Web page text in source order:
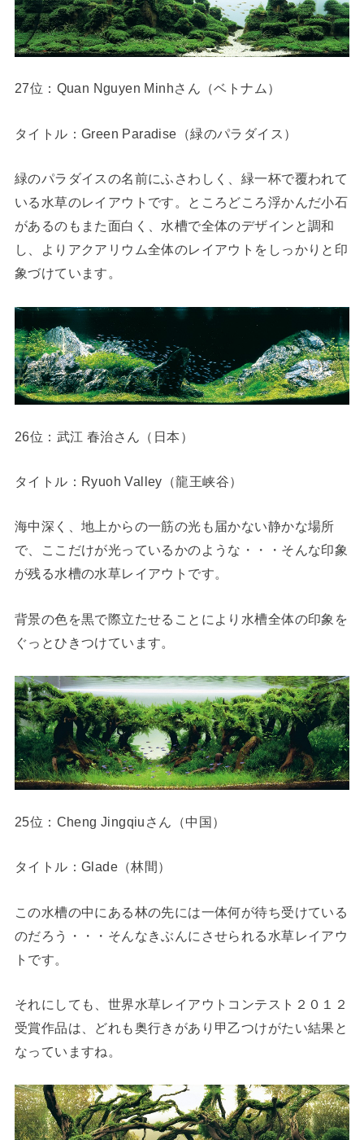
27位：Quan Nguyen Minhさん（ベトナム）
タイトル：Green Paradise（緑のパラダイス）
緑のパラダイスの名前にふさわしく、緑一杯で覆われて
いる水草のレイアウトです。ところどころ浮かんだ小石
があるのもまた面白く、水槽で全体のデザインと調和
し、よりアクアリウム全体のレイアウトをしっかりと印
象づけています。
26位：武江 春治さん（日本）
タイトル：Ryuoh Valley（龍王峡谷）
海中深く、地上からの一筋の光も届かない静かな場所
で、ここだけが光っているかのような・・・そんな印象
が残る水槽の水草レイアウトです。
背景の色を黒で際立たせることにより水槽全体の印象を
ぐっとひきつけています。
25位：Cheng Jingqiuさん（中国）
タイトル：Glade（林間）
この水槽の中にある林の先には一体何が待ち受けている
のだろう・・・そんなきぶんにさせられる水草レイアウ
トです。
それにしても、世界水草レイアウトコンテスト２０１２
受賞作品は、どれも奥行きがあり甲乙つけがたい結果と
なっていますね。